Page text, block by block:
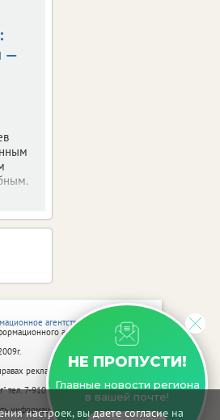
настроек, вы даете согласие на
—
НЕ ПРОПУСТИ!
Главные новости региона
в вашей почте!
агентство vRossii.ru
агентства vRossii.ru
рекламы.
тел. 7-910-267-70-40,
информацию, не предназначенную